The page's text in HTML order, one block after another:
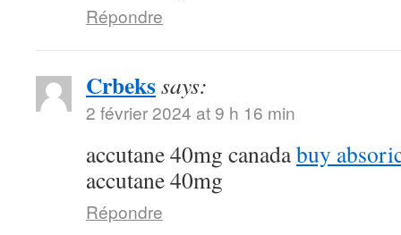
Répondre
Crbekssays:
2 février 2024 at 9 h 16 min
accutane 40mg canadabuy
accutane 40mg
Répondre